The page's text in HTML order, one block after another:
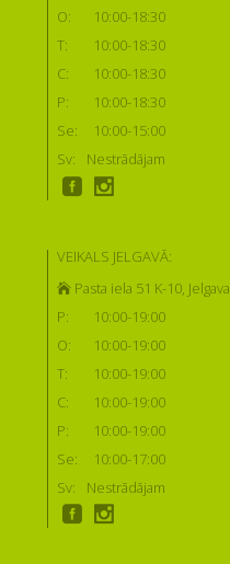
O:
10:00-18:30
T:
10:00-18:30
C:
10:00-18:30
P:
10:00-18:30
Se:
10:00-15:00
Sv:
Nestrādājam
VEIKALS JELGAVĀ:
Pasta iela 51 K-10, Jelgava
P:
10:00-19:00
O:
10:00-19:00
T:
10:00-19:00
C:
10:00-19:00
P:
10:00-19:00
Se:
10:00-17:00
Sv:
Nestrādājam